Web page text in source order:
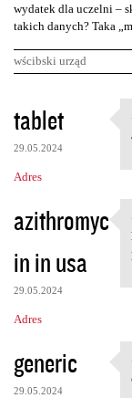
wydatek dla uczelni –
takich danych? Taka
wścibski urząd
K
o
m
e
n
t
a
r
z
tablet
29.05.2024
Adres
azithromyc
in in usa
29.05.2024
Adres
generic
29.05.2024